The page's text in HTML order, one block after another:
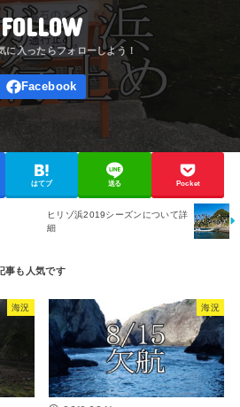
FOLLOW
はてブ 送る Pocket
ヒリゾ浜2019シーズンについて詳
細
海況 海況